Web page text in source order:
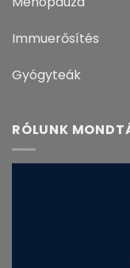
Immuerősítés
Gyógyteák
RÓLUNK